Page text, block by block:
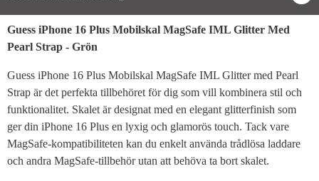
Produktbeskrivning
Guess iPhone 16 Plus Mobilskal MagSafe IML Glitter Med
Pearl Strap - Grön
Guess iPhone 16 Plus Mobilskal MagSafe IML Glitter med Pearl
Strap är det perfekta tillbehöret för dig som vill kombinera stil och
funktionalitet. Skalet är designat med en elegant glitterfinish som
ger din iPhone 16 Plus en lyxig och glamorös touch. Tack vare
MagSafe-kompatibiliteten kan du enkelt använda trådlösa laddare
och andra MagSafe-tillbehör utan att behöva ta bort skalet.